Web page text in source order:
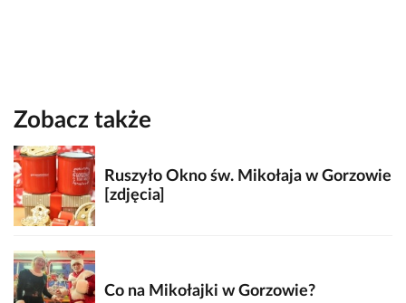
Zobacz także
Ruszyło Okno św. Mikołaja w Gorzowie
[zdjęcia]
Co na Mikołajki w Gorzowie?